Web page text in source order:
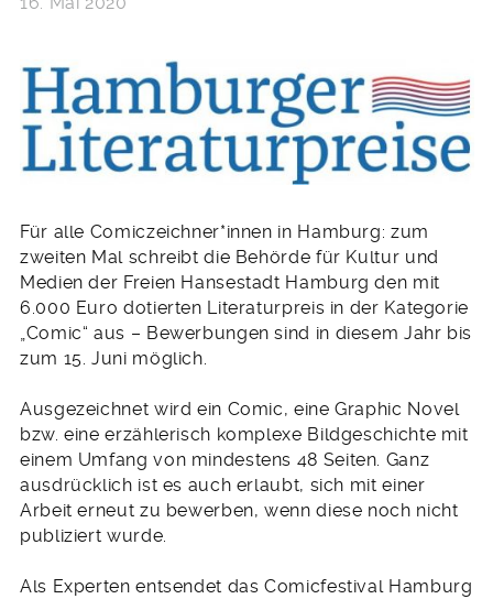
Für alle Comiczeichner*innen in Hamburg: zum
zweiten Mal schreibt die Behörde für Kultur und
Medien der Freien Hansestadt Hamburg den mit
6.000 Euro dotierten Literaturpreis in der Kategorie
„Comic“ aus – Bewerbungen sind in diesem Jahr bis
zum 15. Juni möglich.
Ausgezeichnet wird ein Comic, eine Graphic Novel
bzw. eine erzählerisch komplexe Bildgeschichte mit
einem Umfang von mindestens 48 Seiten. Ganz
ausdrücklich ist es auch erlaubt, sich mit einer
Arbeit erneut zu bewerben, wenn diese noch nicht
publiziert wurde.
Als Experten entsendet das Comicfestival Hamburg